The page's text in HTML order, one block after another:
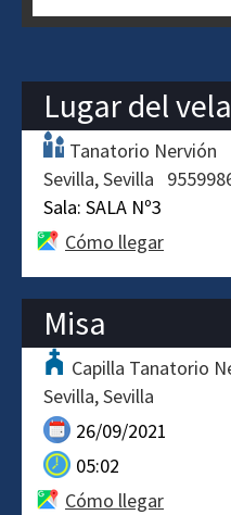
Lugar del
Tanatorio Nervión
Sevilla Sevilla
Sala: SALA Nº3
Cómo llegar
Misa
Capilla Tanatorio
Sevilla Sevilla
26/09/2021
05:02
Cómo llegar